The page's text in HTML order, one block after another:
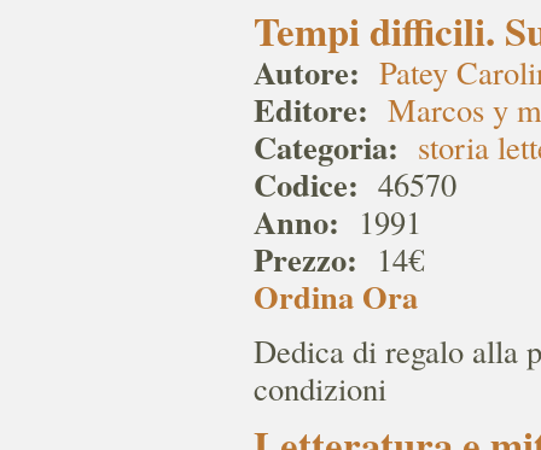
Tempi difficili.
Autore: Patey
Editore: Marcos y
Categoria: storia
Codice: 46570
Anno: 1991
Prezzo: 14€
Ordina Ora
Dedica di regalo alla
condizioni